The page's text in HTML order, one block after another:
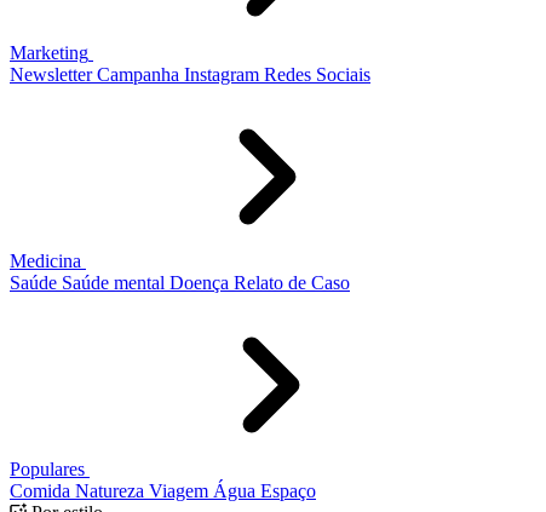
Marketing
Newsletter Campanha Instagram Redes Sociais
Medicina
Saúde Saúde mental Doença Relato de Caso
Populares
Comida Natureza Viagem Água Espaço